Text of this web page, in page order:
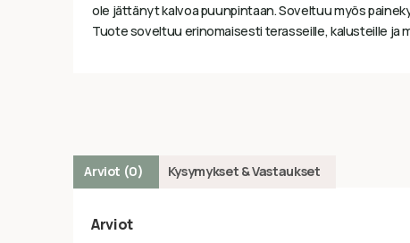
ole jättänyt kalvoa puunpintaan. Soveltuu myös
Tuote soveltuu erinomaisesti terasseille, kalusteille ja
Arviot (0) Kysymykset & Vastaukset
Arviot